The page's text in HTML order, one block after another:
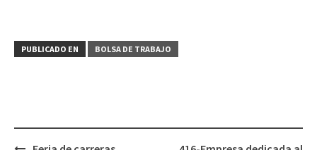
PUBLICADO EN BOLSA DE TRABAJO